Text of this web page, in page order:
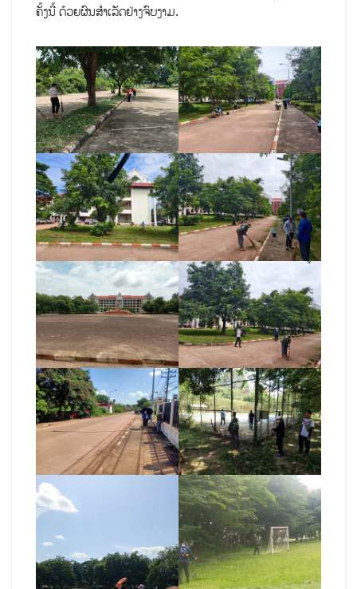
ຄັ້ງນີ້ ດ້ວຍຜົນສໍາເລັດຢ່າງຈົບງາມ.